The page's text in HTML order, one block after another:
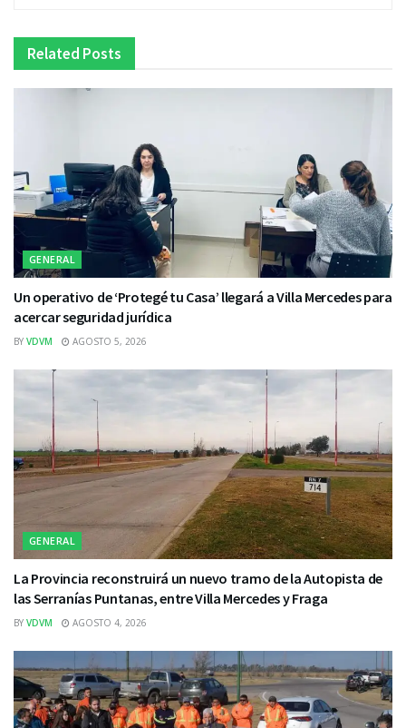
Related Posts
GENERAL
Un operativo de ‘Protegé tu Casa’ llegará a Villa Mercedes para
acercar seguridad jurídica
BY VDVM AGOSTO 5, 2026
GENERAL
La Provincia reconstruirá un nuevo tramo de la Autopista de
las Serranías Puntanas, entre Villa Mercedes y Fraga
BY VDVM AGOSTO 4, 2026